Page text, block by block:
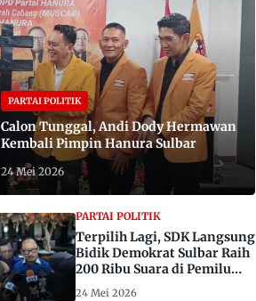
PARTAI POLITIK
Calon Tunggal, Andi Dody Hermawan
Kembali Pimpin Hanura Sulbar
24 Mei 2026
PARTAI POLITIK
Terpilih Lagi, SDK Langsung
Bidik Demokrat Sulbar Raih
200 Ribu Suara di Pemilu
2029
24 Mei 2026